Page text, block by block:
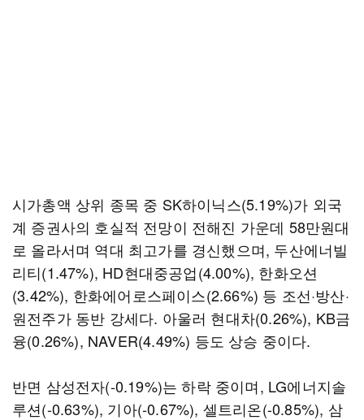
시가총액 상위 종목 중 SK하이닉스(5.19%)가 외국
계 증권사의 호실적 전망이 전해진 가운데 58만원대
로 올라서며 역대 최고가를 경신했으며, 두산에너빌
리티(1.47%), HD현대중공업(4.00%), 한화오션
(3.42%), 한화에어로스페이스(2.66%) 등 조선·방산·
원전주가 동반 강세다. 아울러 현대차(0.26%), KB금
융(0.26%), NAVER(4.49%) 등도 상승 중이다.
반면 삼성전자(-0.19%)는 하락 중이며, LG에너지솔
루션(-0.63%), 기아(-0.67%), 셀트리온(-0.85%), 삼